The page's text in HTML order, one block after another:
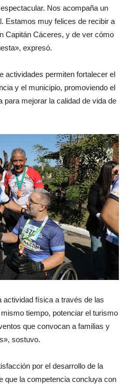
Nos acompaña un
Estamos muy felices de recibir a
Capitán Cáceres, y de ver cómo
expresó.
actividades permiten fortalecer el
y el municipio, promoviendo el
para mejorar la calidad de vida de
actividad física a través de las
tiempo, potenciar el turismo
que convocan a familias y
sostuvo.
por el desarrollo de la
que la competencia concluya con